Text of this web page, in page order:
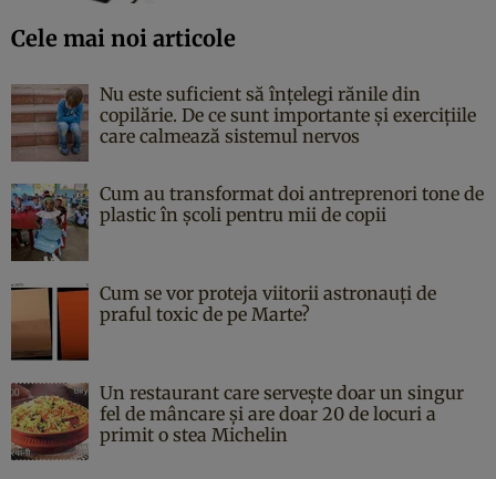
Cele mai noi articole
Nu este suficient să înțelegi rănile din
copilărie. De ce sunt importante și exercițiile
care calmează sistemul nervos
Cum au transformat doi antreprenori tone de
plastic în școli pentru mii de copii
Cum se vor proteja viitorii astronauți de
praful toxic de pe Marte?
Un restaurant care servește doar un singur
fel de mâncare și are doar 20 de locuri a
primit o stea Michelin